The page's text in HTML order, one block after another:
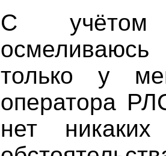
С учётом
только у
оператора
нет